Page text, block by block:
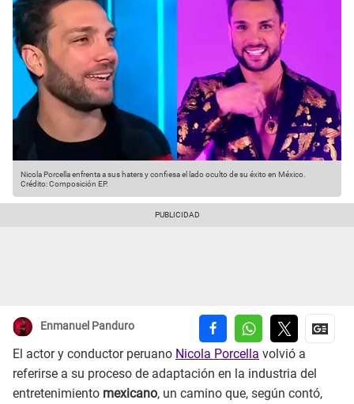
Nicola Porcella enfrenta a sus haters y confiesa el lado oculto de su éxito en México.
Crédito: Composición EP.
Enmanuel Panduro
El actor y conductor peruano Nicola Porcella volvió a
referirse a su proceso de adaptación en la industria del
entretenimiento mexicano, un camino que, según contó,